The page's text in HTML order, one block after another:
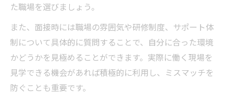
た職場を選びましょう。
また、面接時には職場の雰囲気や研修制度、サポート体
制について具体的に質問することで、自分に合った環境
かどうかを見極めることができます。実際に働く現場を
見学できる機会があれば積極的に利用し、ミスマッチを
防ぐことも重要です。